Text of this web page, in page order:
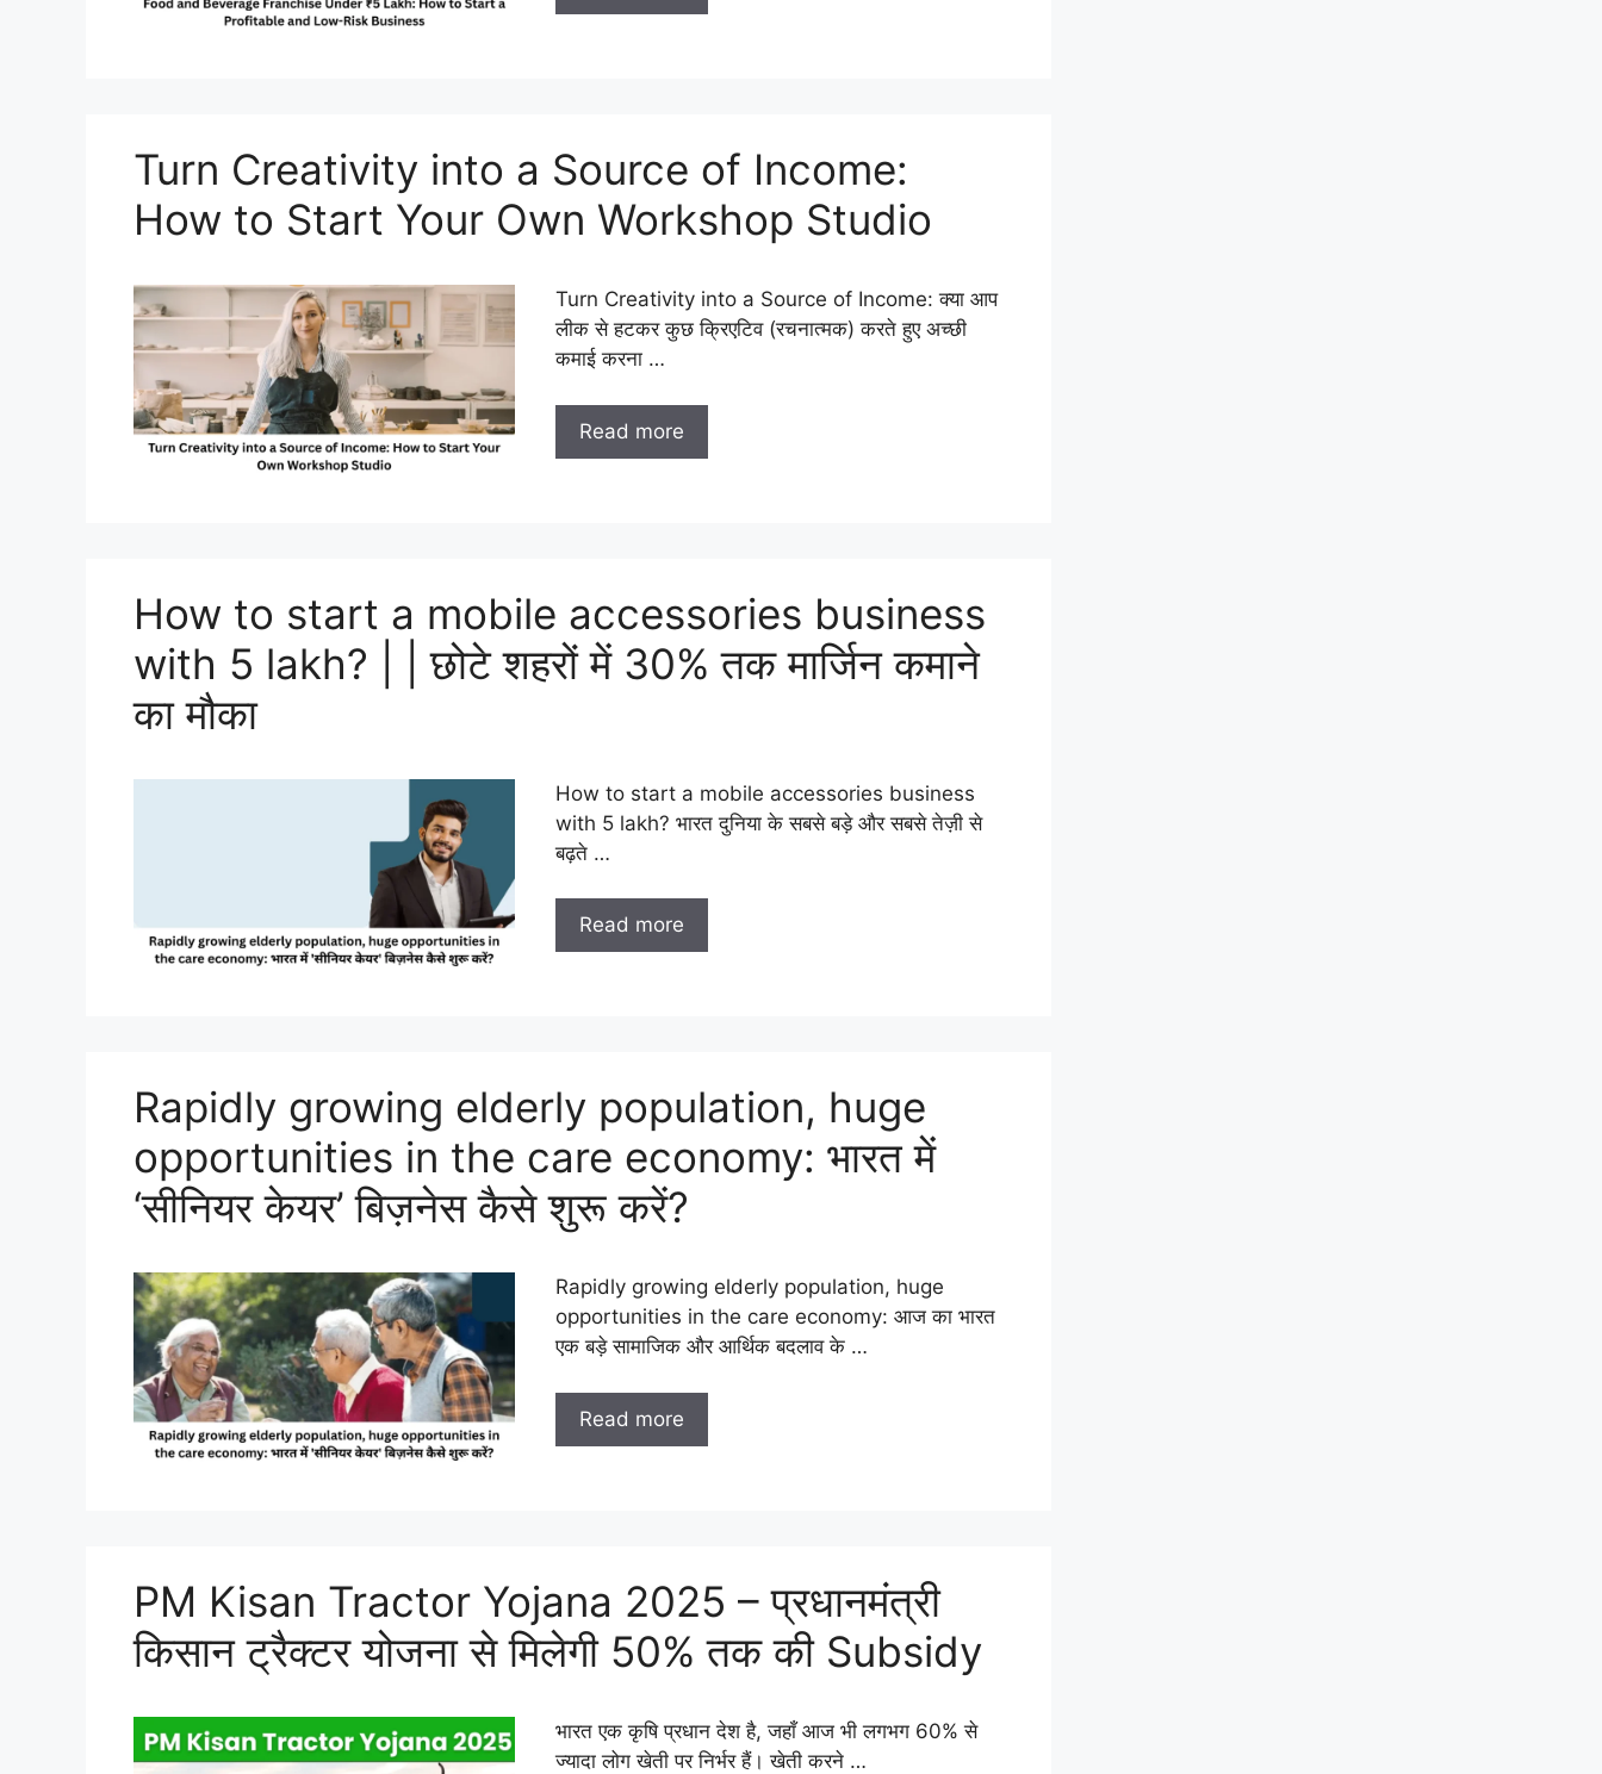
Turn Creativity into a Source of Income:
How to Start Your Own Workshop Studio
Turn Creativity into a Source of Income: क्या आप
लीक से हटकर कुछ क्रिएटिव (रचनात्मक) करते हुए अच्छी
कमाई करना …
Read more
How to start a mobile accessories business
with 5 lakh? | | छोटे शहरों में 30% तक मार्जिन कमाने
का मौका
How to start a mobile accessories business
with 5 lakh? भारत दुनिया के सबसे बड़े और सबसे तेज़ी से
बढ़ते …
Read more
Rapidly growing elderly population, huge
opportunities in the care economy: भारत में
‘सीनियर केयर’ बिज़नेस कैसे शुरू करें?
Rapidly growing elderly population, huge
opportunities in the care economy: आज का भारत
एक बड़े सामाजिक और आर्थिक बदलाव के …
Read more
PM Kisan Tractor Yojana 2025 – प्रधानमंत्री
किसान ट्रैक्टर योजना से मिलेगी 50% तक की Subsidy
भारत एक कृषि प्रधान देश है, जहाँ आज भी लगभग 60% से
ज्यादा लोग खेती पर निर्भर हैं। खेती करने …